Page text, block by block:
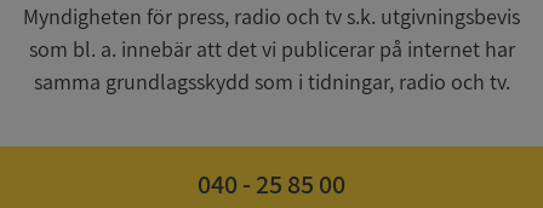
Myndigheten för press, radio och tv s.k. utgivningsbevis
som bl. a. innebär att det vi publicerar på internet har
samma grundlagsskydd som i tidningar, radio och tv.
040 - 25 85 00
VISITOR_PRIVACY_METADATA
YouTube
.youtube.com
5 månader
4 veckor
Google
Privacy Policy